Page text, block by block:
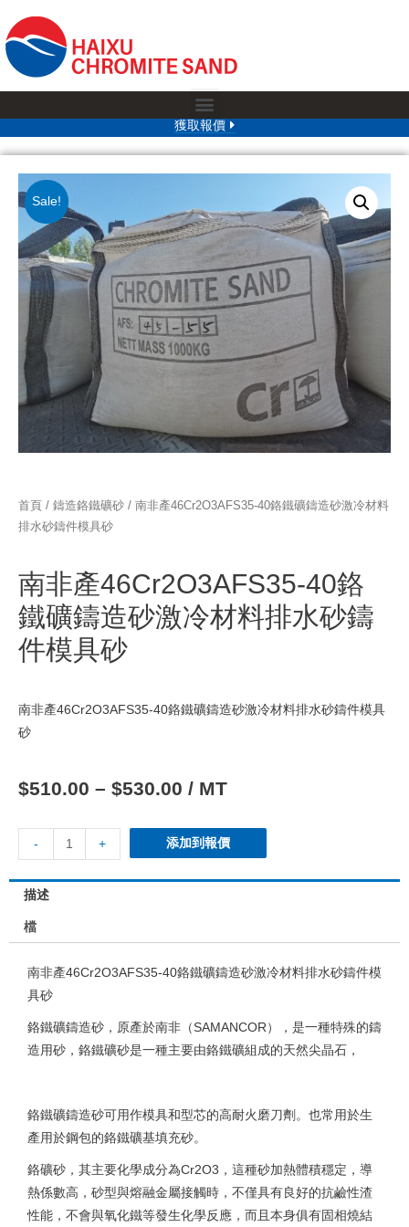
獲取報價
Sale!
首頁 / 鑄造鉻鐵礦砂 / 南非產46Cr2O3AFS35-40鉻鐵礦鑄造砂激冷材料
排水砂鑄件模具砂
南非產46Cr2O3AFS35-40鉻
鐵礦鑄造砂激冷材料排水砂鑄
件模具砂
南非產46Cr2O3AFS35-40鉻鐵礦鑄造砂激冷材料排水砂鑄件模具
砂
$510.00 – $530.00 / MT
- + 添加到報價
描述
檔
南非產46Cr2O3AFS35-40鉻鐵礦鑄造砂激冷材料排水砂鑄件模
具砂
鉻鐵礦鑄造砂，原產於南非（SAMANCOR），是一種特殊的鑄
造用砂，鉻鐵礦砂是一種主要由鉻鐵礦組成的天然尖晶石，
鉻鐵礦鑄造砂可用作模具和型芯的高耐火磨刀劑。也常用於生
產用於鋼包的鉻鐵礦基填充砂。
鉻礦砂，其主要化學成分為Cr2O3，這種砂加熱體積穩定，導
熱係數高，砂型與熔融金屬接觸時，不僅具有良好的抗鹼性渣
性能，不會與氧化鐵等發生化學反應，而且本身俱有固相燒結